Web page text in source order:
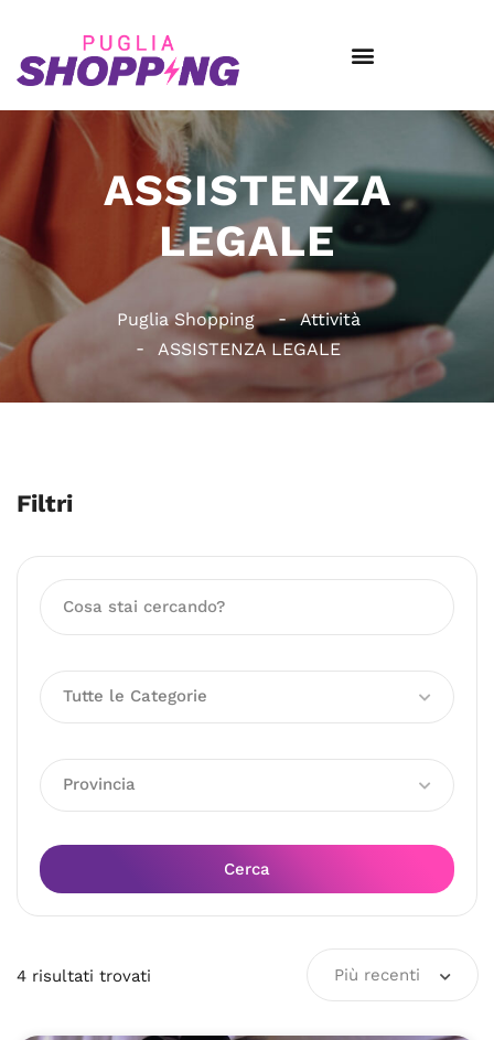
ASSISTENZA
LEGALE
Puglia Shopping
Attività
ASSISTENZA LEGALE
Filtri
Tutte le Categorie
Provincia
Cerca
4 risultati trovati Più recenti